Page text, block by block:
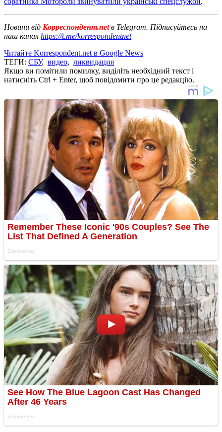
Новини від Корреспондент.netв Telegram. Підписуйтесь на
наш канал https://t.me/korrespondentnet
Читайте Korrespondent.net в Google News
ТЕГИ: СБУ, видео, ликвидация
Якщо ви помітили помилку, виділіть необхідний текст і
натисніть Ctrl + Enter, щоб повідомити про це редакцію.